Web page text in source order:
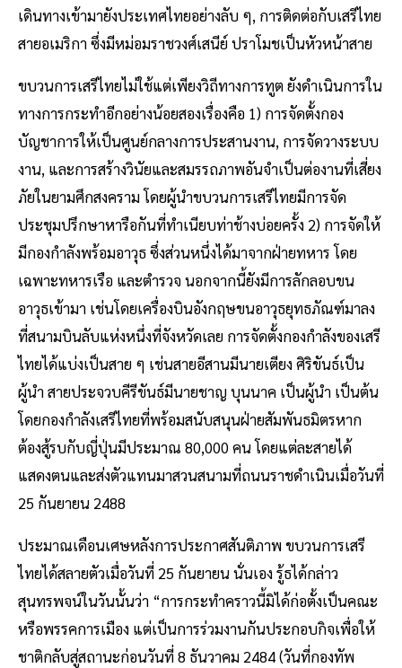
เดินทางเข้ามายังประเทศไทยอย่างลับ ๆ, การติดต่อกับเสรีไทย
สายอเมริกา ซึ่งมีหม่อมราชวงศ์เสนีย์ ปราโมชเป็นหัวหน้าสาย
ขบวนการเสรีไทยไม่ใช้แต่เพียงวิถีทางการทูต ยังดำเนินการใน
ทางการกระทำอีกอย่างน้อยสองเรื่องคือ 1) การจัดตั้งกอง
บัญชาการให้เป็นศูนย์กลางการประสานงาน, การจัดวางระบบ
งาน, และการสร้างวินัยและสมรรถภาพอันจำเป็นต่องานที่เสี่ยง
ภัยในยามศึกสงคราม โดยผู้นำขบวนการเสรีไทยมีการจัด
ประชุมปรึกษาหารือกันที่ทำเนียบท่าช้างบ่อยครั้ง 2) การจัดให้
มีกองกำลังพร้อมอาวุธ ซึ่งส่วนหนึ่งได้มาจากฝ่ายทหาร โดย
เฉพาะทหารเรือ และตำรวจ นอกจากนี้ยังมีการลักลอบขน
อาวุธเข้ามา เช่นโดยเครื่องบินอังกฤษขนอาวุธยุทธภัณฑ์มาลง
ที่สนามบินลับแห่งหนึ่งที่จังหวัดเลย การจัดตั้งกองกำลังของเสรี
ไทยได้แบ่งเป็นสาย ๆ เช่นสายอีสานมีนายเตียง ศิริขันธ์เป็น
ผู้นำ สายประจวบคีรีขันธ์มีนายชาญ บุนนาค เป็นผู้นำ เป็นต้น
โดยกองกำลังเสรีไทยที่พร้อมสนับสนุนฝ่ายสัมพันธมิตรหาก
ต้องสู้รบกับญี่ปุ่นมีประมาณ 80,000 คน โดยแต่ละสายได้
แสดงตนและส่งตัวแทนมาสวนสนามที่ถนนราชดำเนินเมื่อวันที่
25 กันยายน 2488
ประมาณเดือนเศษหลังการประกาศสันติภาพ ขบวนการเสรี
ไทยได้สลายตัวเมื่อวันที่ 25 กันยายน นั่นเอง รู้ธได้กล่าว
สุนทรพจน์ในวันนั้นว่า “การกระทำคราวนี้มิได้ก่อตั้งเป็นคณะ
หรือพรรคการเมือง แต่เป็นการร่วมงานกันประกอบกิจเพื่อให้
ชาติกลับสู่สถานะก่อนวันที่ 8 ธันวาคม 2484 (วันที่กองทัพ